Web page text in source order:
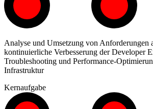
Analyse und Umsetzung von Anforderungen
kontinuierliche Verbesserung der Developer
Troubleshooting und Performance-
Infrastruktur
Kernaufgabe